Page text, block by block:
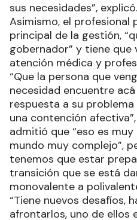
sus necesidades”, explicó.
Asimismo, el profesional
principal de la gestión,
gobernador” y tiene que
atención médica y
“Que la persona que
necesidad encuentre
respuesta a su
una contención
admitió que “eso es
mundo muy complejo”,
tenemos que estar
transición que se está
monovalente a
“Tiene nuevos desafíos,
afrontarlos, uno de ellos